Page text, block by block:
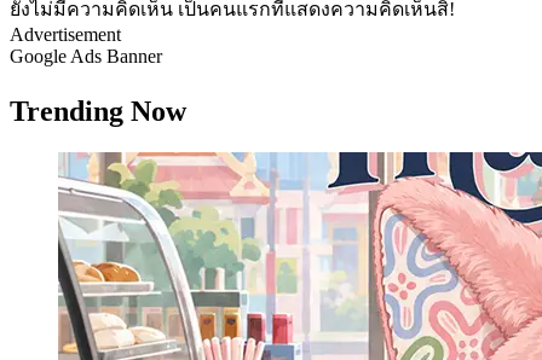
ยังไม่มีความคิดเห็น เป็นคนแรกที่แสดงความคิดเห็นสิ!
Advertisement
Google Ads Banner
Trending Now